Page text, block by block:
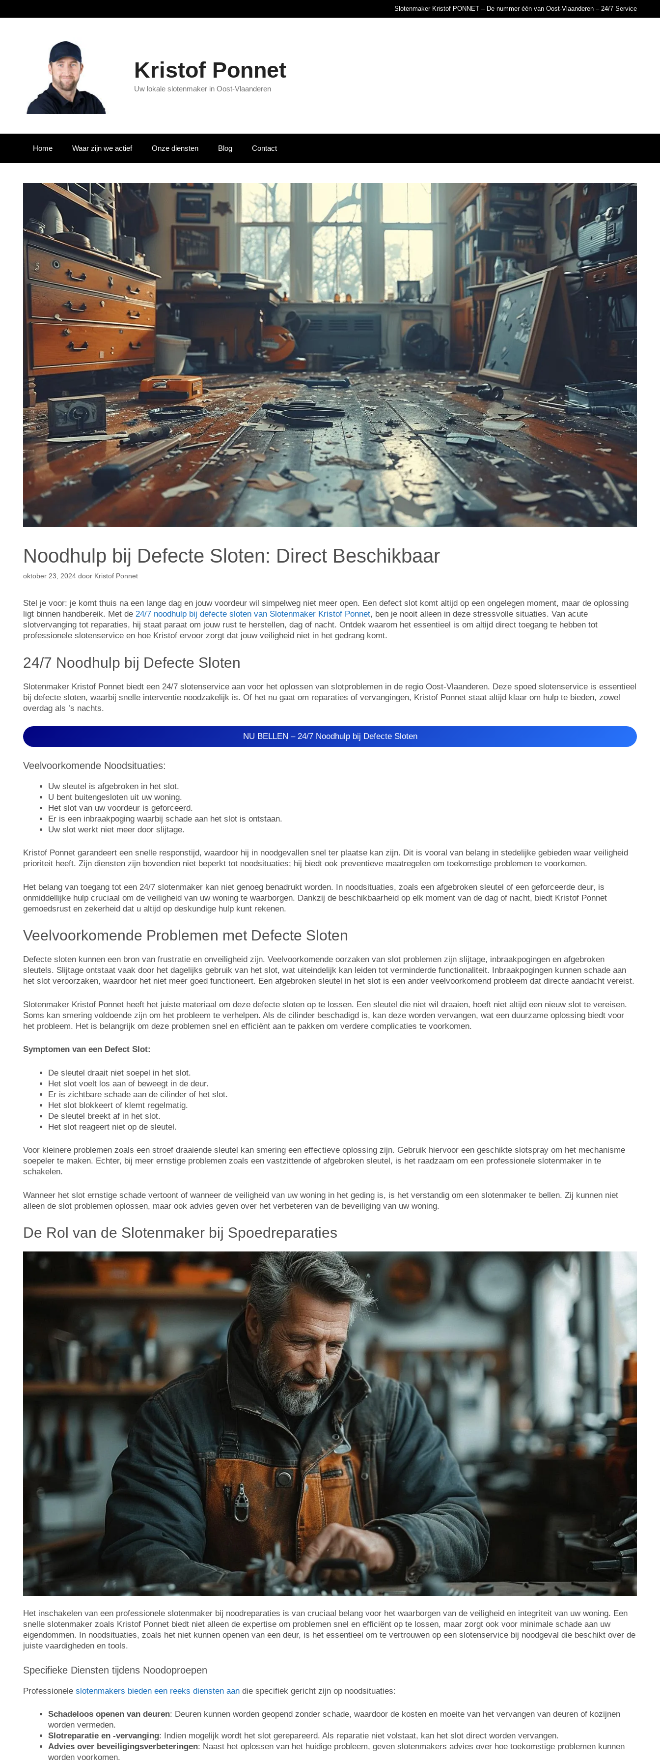
Slotenmaker Kristof PONNET – De nummer één van Oost-Vlaanderen – 24/7 Service
Kristof Ponnet
Uw lokale slotenmaker in Oost-Vlaanderen
Home Waar zijn we actief Onze diensten Blog Contact
Noodhulp bij Defecte Sloten: Direct Beschikbaar
oktober 23, 2024 door Kristof Ponnet
Stel je voor: je komt thuis na een lange dag en jouw voordeur wil simpelweg niet meer open. Een defect slot komt altijd op een ongelegen moment, maar de oplossing
ligt binnen handbereik. Met de 24/7 noodhulp bij defecte sloten van Slotenmaker Kristof Ponnet, ben je nooit alleen in deze stressvolle situaties. Van acute
slotvervanging tot reparaties, hij staat paraat om jouw rust te herstellen, dag of nacht. Ontdek waarom het essentieel is om altijd direct toegang te hebben tot
professionele slotenservice en hoe Kristof ervoor zorgt dat jouw veiligheid niet in het gedrang komt.
24/7 Noodhulp bij Defecte Sloten
Slotenmaker Kristof Ponnet biedt een 24/7 slotenservice aan voor het oplossen van slotproblemen in de regio Oost-Vlaanderen. Deze spoed slotenservice is essentieel
bij defecte sloten, waarbij snelle interventie noodzakelijk is. Of het nu gaat om reparaties of vervangingen, Kristof Ponnet staat altijd klaar om hulp te bieden, zowel
overdag als ’s nachts.
NU BELLEN – 24/7 Noodhulp bij Defecte Sloten
Veelvoorkomende Noodsituaties:
Uw sleutel is afgebroken in het slot.
U bent buitengesloten uit uw woning.
Het slot van uw voordeur is geforceerd.
Er is een inbraakpoging waarbij schade aan het slot is ontstaan.
Uw slot werkt niet meer door slijtage.
Kristof Ponnet garandeert een snelle responstijd, waardoor hij in noodgevallen snel ter plaatse kan zijn. Dit is vooral van belang in stedelijke gebieden waar veiligheid
prioriteit heeft. Zijn diensten zijn bovendien niet beperkt tot noodsituaties; hij biedt ook preventieve maatregelen om toekomstige problemen te voorkomen.
Het belang van toegang tot een 24/7 slotenmaker kan niet genoeg benadrukt worden. In noodsituaties, zoals een afgebroken sleutel of een geforceerde deur, is
onmiddellijke hulp cruciaal om de veiligheid van uw woning te waarborgen. Dankzij de beschikbaarheid op elk moment van de dag of nacht, biedt Kristof Ponnet
gemoedsrust en zekerheid dat u altijd op deskundige hulp kunt rekenen.
Veelvoorkomende Problemen met Defecte Sloten
Defecte sloten kunnen een bron van frustratie en onveiligheid zijn. Veelvoorkomende oorzaken van slot problemen zijn slijtage, inbraakpogingen en afgebroken
sleutels. Slijtage ontstaat vaak door het dagelijks gebruik van het slot, wat uiteindelijk kan leiden tot verminderde functionaliteit. Inbraakpogingen kunnen schade aan
het slot veroorzaken, waardoor het niet meer goed functioneert. Een afgebroken sleutel in het slot is een ander veelvoorkomend probleem dat directe aandacht vereist.
Slotenmaker Kristof Ponnet heeft het juiste materiaal om deze defecte sloten op te lossen. Een sleutel die niet wil draaien, hoeft niet altijd een nieuw slot te vereisen.
Soms kan smering voldoende zijn om het probleem te verhelpen. Als de cilinder beschadigd is, kan deze worden vervangen, wat een duurzame oplossing biedt voor
het probleem. Het is belangrijk om deze problemen snel en efficiënt aan te pakken om verdere complicaties te voorkomen.
Symptomen van een Defect Slot:
De sleutel draait niet soepel in het slot.
Het slot voelt los aan of beweegt in de deur.
Er is zichtbare schade aan de cilinder of het slot.
Het slot blokkeert of klemt regelmatig.
De sleutel breekt af in het slot.
Het slot reageert niet op de sleutel.
Voor kleinere problemen zoals een stroef draaiende sleutel kan smering een effectieve oplossing zijn. Gebruik hiervoor een geschikte slotspray om het mechanisme
soepeler te maken. Echter, bij meer ernstige problemen zoals een vastzittende of afgebroken sleutel, is het raadzaam om een professionele slotenmaker in te
schakelen.
Wanneer het slot ernstige schade vertoont of wanneer de veiligheid van uw woning in het geding is, is het verstandig om een slotenmaker te bellen. Zij kunnen niet
alleen de slot problemen oplossen, maar ook advies geven over het verbeteren van de beveiliging van uw woning.
De Rol van de Slotenmaker bij Spoedreparaties
Het inschakelen van een professionele slotenmaker bij noodreparaties is van cruciaal belang voor het waarborgen van de veiligheid en integriteit van uw woning. Een
snelle slotenmaker zoals Kristof Ponnet biedt niet alleen de expertise om problemen snel en efficiënt op te lossen, maar zorgt ook voor minimale schade aan uw
eigendommen. In noodsituaties, zoals het niet kunnen openen van een deur, is het essentieel om te vertrouwen op een slotenservice bij noodgeval die beschikt over de
juiste vaardigheden en tools.
Specifieke Diensten tijdens Noodoproepen
Professionele slotenmakers bieden een reeks diensten aan die specifiek gericht zijn op noodsituaties:
Schadeloos openen van deuren: Deuren kunnen worden geopend zonder schade, waardoor de kosten en moeite van het vervangen van deuren of kozijnen
worden vermeden.
Slotreparatie en -vervanging: Indien mogelijk wordt het slot gerepareerd. Als reparatie niet volstaat, kan het slot direct worden vervangen.
Advies over beveiligingsverbeteringen: Naast het oplossen van het huidige probleem, geven slotenmakers advies over hoe toekomstige problemen kunnen
worden voorkomen.